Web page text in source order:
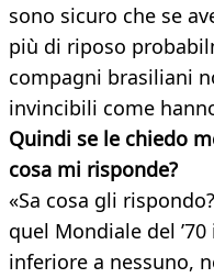
sono sicuro che se
più di riposo
compagni brasiliani
invincibili come
Quindi se le chiedo
cosa mi risponde?
«Sa cosa gli
quel Mondiale del
inferiore a nessuno,